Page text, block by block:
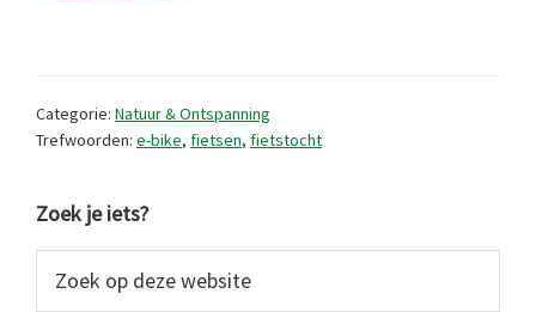
Categorie: Natuur & Ontspanning
Trefwoorden: e-bike, fietsen, fietstocht
Primaire
Sidebar
Zoek je iets?
op